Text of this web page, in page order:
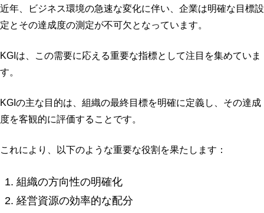
近年、ビジネス環境の急速な変化に伴い、企業は明確な目標設
定とその達成度の測定が不可欠となっています。
KGIは、この需要に応える重要な指標として注目を集めていま
す。
KGIの主な目的は、組織の最終目標を明確に定義し、その達成
度を客観的に評価することです。
これにより、以下のような重要な役割を果たします：
組織の方向性の明確化
経営資源の効率的な配分